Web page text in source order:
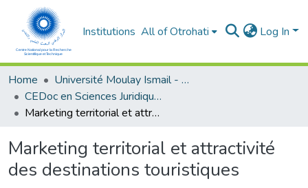
Institutions All of Otrohati Log In
Home
Université Moulay Ismail - Meknès
CEDoc en Sciences Juridiques, Economiques, Sociales et de Gestion (CED - SJESG)
Marketing territorial et attractivité des destinations touristiques
Marketing territorial et attractivité
des destinations touristiques